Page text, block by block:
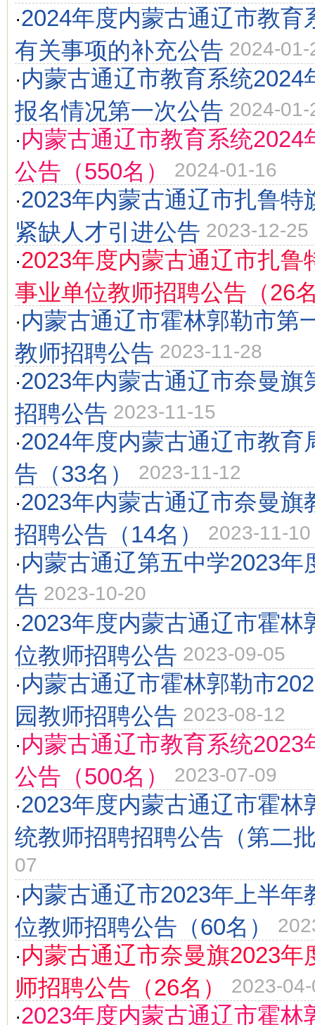
·2024年度内蒙古通辽市教育
有关事项的补充公告 2024-01-
·内蒙古通辽市教育系统2024
报名情况第一次公告 2024-01-
·内蒙古通辽市教育系统2024
公告（550名）
2024-01-16
·2023年内蒙古通辽市扎鲁特
紧缺人才引进公告 2023-12-25
·2023年度内蒙古通辽市扎鲁
事业单位教师招聘公告（26
·内蒙古通辽市霍林郭勒市第
教师招聘公告 2023-11-28
·2023年内蒙古通辽市奈曼旗
招聘公告 2023-11-15
·2024年度内蒙古通辽市教育
告（33名）
2023-11-12
·2023年内蒙古通辽市奈曼旗
招聘公告（14名）
2023-11-10
·内蒙古通辽第五中学2023年
告 2023-10-20
·2023年度内蒙古通辽市霍林
位教师招聘公告 2023-09-05
·内蒙古通辽市霍林郭勒市
园教师招聘公告 2023-08-12
·内蒙古通辽市教育系统2023
公告（500名）
2023-07-09
·2023年度内蒙古通辽市霍林
统教师招聘招聘公告（第二
07
·内蒙古通辽市2023年上半年
位教师招聘公告（60名）
·内蒙古通辽市奈曼旗2023年
师招聘公告（26名）
2023-
·2023年度内蒙古通辽市霍林